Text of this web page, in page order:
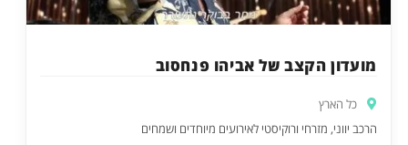
מועדון הקצב של אביהו פנחסוב
כל הארץ
הרכב יווני, מזרחי ורוקיסטי לאירועים מיוחדים ושמחים